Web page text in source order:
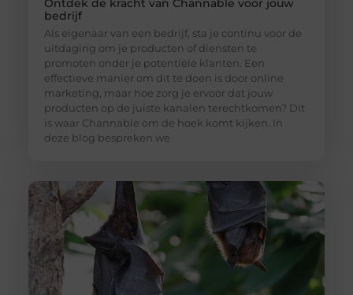
Ontdek de kracht van Channable voor jouw
bedrijf
Als eigenaar van een bedrijf, sta je continu voor de
uitdaging om je producten of diensten te
promoten onder je potentiële klanten. Een
effectieve manier om dit te doen is door online
marketing, maar hoe zorg je ervoor dat jouw
producten op de juiste kanalen terechtkomen? Dit
is waar Channable om de hoek komt kijken. In
deze blog bespreken we